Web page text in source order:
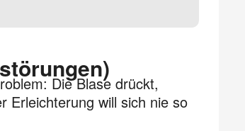
Die Blase drückt,
Erleichterung will sich nie so